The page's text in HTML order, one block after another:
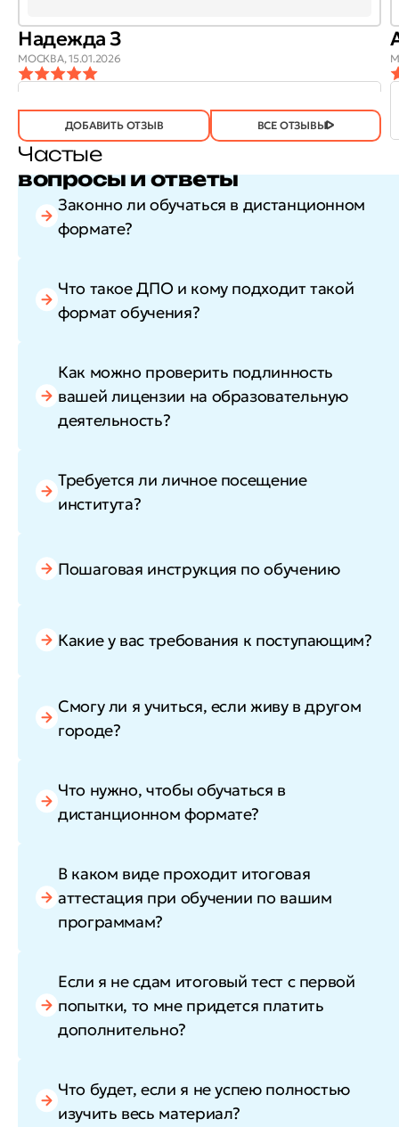
Надежда З
МОСКВА,15.01.2026
ПОЛЕЗЕН?
ДА(746) НЕТ(21)
ДОБАВИТЬ ОТЗЫВ ВСЕ ОТЗЫВЫ
Частые
вопросы и ответы
Законно ли обучаться в дистанционном
формате?
Что такое ДПО и кому подходит такой
формат обучения?
Как можно проверить подлинность
вашей лицензии на образовательную
деятельность?
Требуется ли личное посещение
института?
Пошаговая инструкция по обучению
Какие у вас требования к поступающим?
Смогу ли я учиться, если живу в другом
городе?
Что нужно, чтобы обучаться в
дистанционном формате?
В каком виде проходит итоговая
аттестация при обучении по вашим
программам?
Если я не сдам итоговый тест с первой
попытки, то мне придется платить
дополнительно?
Что будет, если я не успею полностью
изучить весь материал?